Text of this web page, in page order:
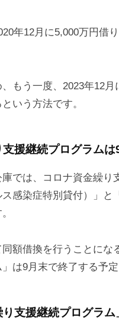
年12月に5,000万円借
もう一度、2023年12
いう方法です。
支援継続プログラム
では、コロナ資金繰
感染症特別貸付）」
額借換を行うことに
は9月末で終了する予定
支援継続プログラ